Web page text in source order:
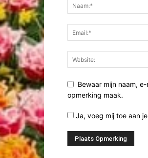
Bewaar mijn naam,
opmerking maak.
Ja, voeg mij toe aan